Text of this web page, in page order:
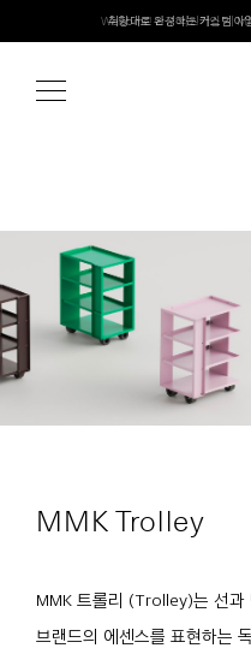
content
Welcome! 신규 회원가입 시
MMK Trolley
MMK 트롤리 (Trolley)는 선과
브랜드의 에센스를 표현하는